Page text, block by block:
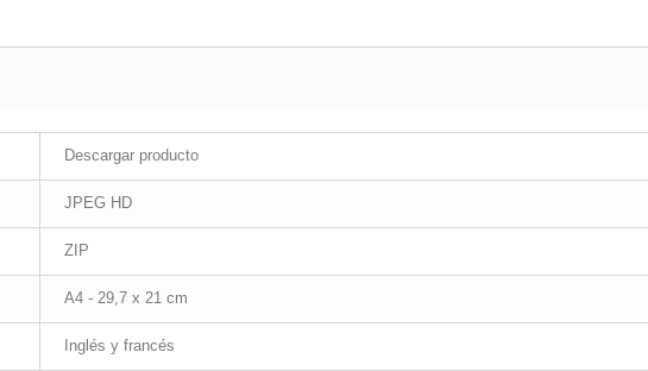
Descargar producto
JPEG HD
ZIP
A4 - 29,7 x 21 cm
Inglés y francés